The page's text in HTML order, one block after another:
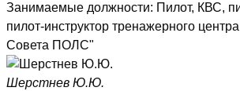
Занимаемые должности: Пилот, КВС,
пилот-инструктор тренажерного
Совета ПОЛС"
Шерстнев Ю.Ю.